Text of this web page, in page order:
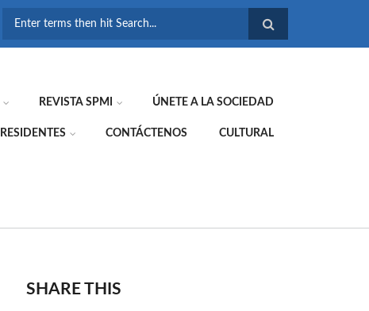
REVISTA SPMI ÚNETE A LA SOCIEDAD
RESIDENTES CONTÁCTENOS CULTURAL
SHARE THIS